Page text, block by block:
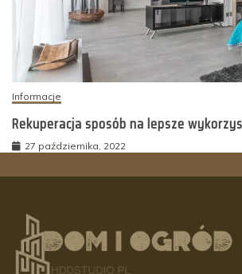
Informacje
Rekuperacja sposób na lepsze
27 października, 2022